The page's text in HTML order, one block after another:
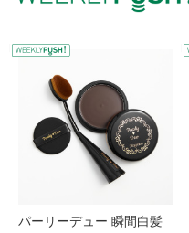
パーリーデュー 瞬間白髪